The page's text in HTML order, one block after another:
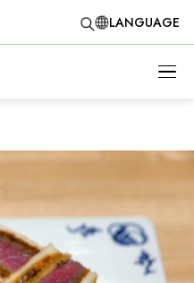
LANGUAGE